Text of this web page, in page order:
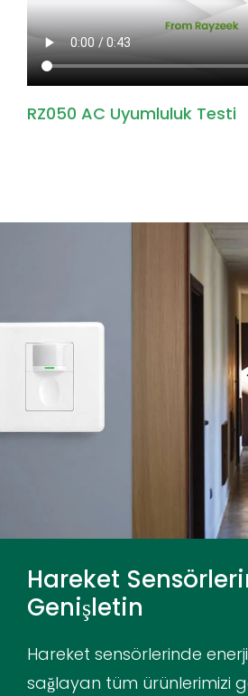
RZ050 AC Uyumluluk Testi
Hareket
Genişletin
Hareket sensörlerinde
sağlayan tüm ürünlerimizi